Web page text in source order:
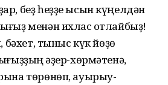
беҙ һеҙҙе ысын күңелдән
менән ихлас ҡотлайбыҙ!
бәхет, тыныс күк йөҙө
ҡәҙер-хөрмәтенә,
төрөнөп, ауырыу-